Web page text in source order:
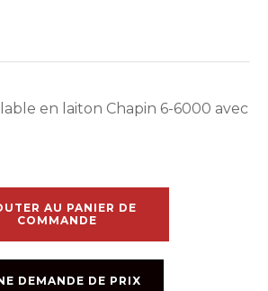
en laiton Chapin 6-6000 avec
AU PANIER DE
COMMANDE
DEMANDE DE PRIX